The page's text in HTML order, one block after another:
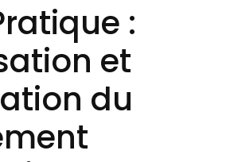
:
et
du